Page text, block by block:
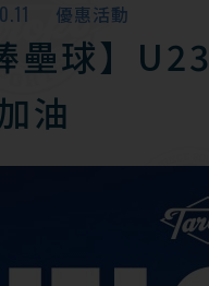
優惠活動
壘球】
油